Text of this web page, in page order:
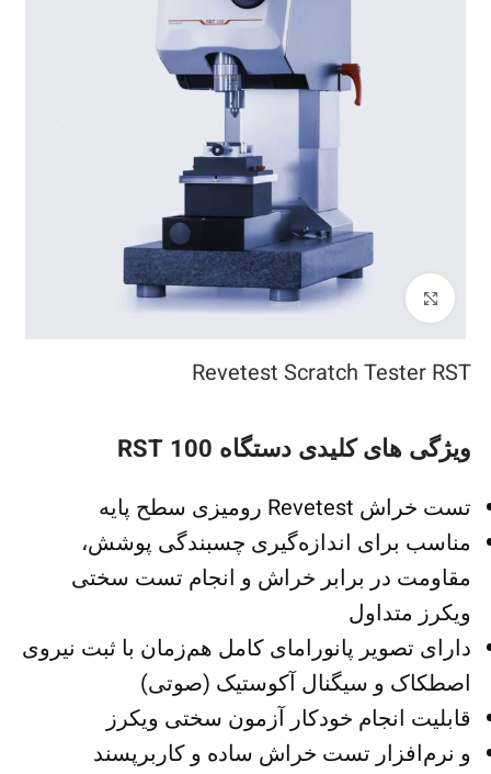
بزرگنمایی تصویر
Revetest Scratch Tester RST
ویژگی های کلیدی دستگاه 100 RST
تست خراش Revetest رومیزی سطح پایه
مناسب برای اندازه‌گیری چسبندگی پوشش،
مقاومت در برابر خراش و انجام تست سختی
ویکرز متداول
دارای تصویر پانورامای کامل هم‌زمان با ثبت نیروی
اصطکاک و سیگنال آکوستیک (صوتی)
قابلیت انجام خودکار آزمون سختی ویکرز
و نرم‌افزار تست خراش ساده و کاربرپسند